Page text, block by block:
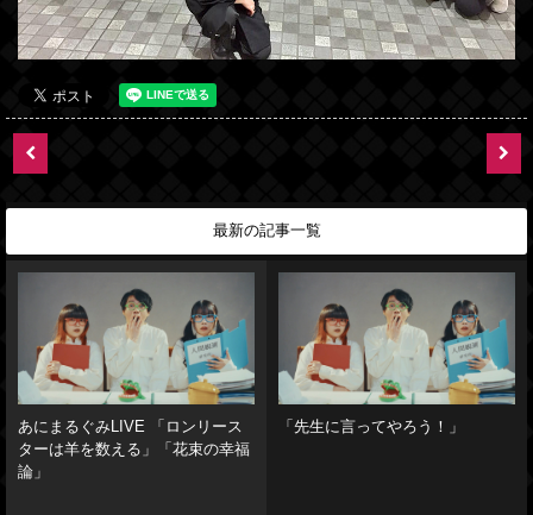
最新の記事一覧
あにまるぐみLIVE 「ロンリース
ターは羊を数える」「花束の幸福
論」
「先生に言ってやろう！」